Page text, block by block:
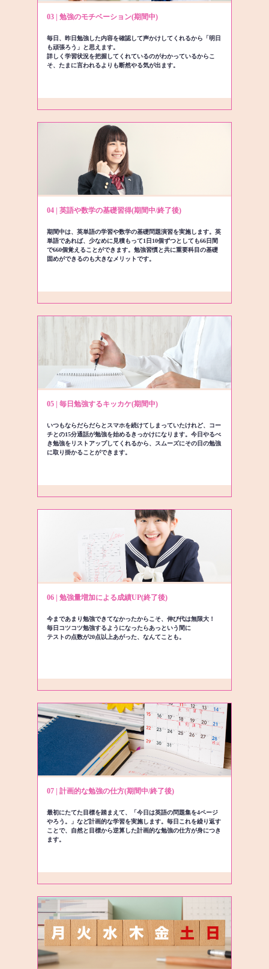
03 | 勉強のモチベーション(期間中)
毎日、昨日勉強した内容を確認して声かけしてくれるから「明日
も頑張ろう」と思えます。
詳しく学習状況を把握してくれているのがわかっているからこ
そ、たまに言われるよりも断然やる気が出ます。
04 | 英語や数学の基礎習得(期間中/終了後)
期間中は、英単語の学習や数学の基礎問題演習を実施します。英
単語であれば、少なめに見積もって1日10個ずつとしても66日間
で660個覚えることができます。勉強習慣と共に重要科目の基礎
固めができるのも大きなメリットです。
05 | 毎日勉強するキッカケ(期間中)
いつもならだらだらとスマホを続けてしまっていたけれど、コー
チとの15分通話が勉強を始めるきっかけになります。今日やるべ
き勉強をリストアップしてくれるから、スムーズにその日の勉強
に取り掛かることができます。
06 | 勉強量増加による成績UP(終了後)
今まであまり勉強できてなかったからこそ、伸び代は無限大！
毎日コツコツ勉強するようになったらあっという間に
テストの点数が20点以上あがった、なんてことも。
07 | 計画的な勉強の仕方(期間中/終了後)
最初にたてた目標を踏まえて、「今日は英語の問題集を4ページ
やろう。」など計画的な学習を実施します。毎日これを繰り返す
ことで、自然と目標から逆算した計画的な勉強の仕方が身につき
ます。